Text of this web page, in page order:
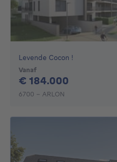
Levende Cocon !
Vanaf
€ 184.000
6700 - ARLON